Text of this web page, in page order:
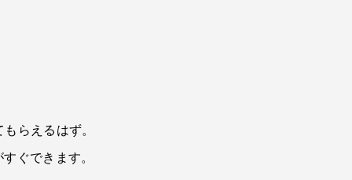
らえるはず。
ぐできます。